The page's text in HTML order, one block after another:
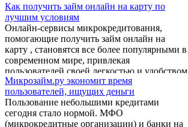
кредит плюс компания, которая с 2015 года
выдает займы гражданам России через
интернет без лишней бюрократии.
Как получить займ онлайн на карту по
лучшим условиям
Онлайн-сервисы микрокредитования,
помогающие получить займ онлайн на
карту , становятся все более популярными в
современном мире, привлекая
пользователей своей легкостью и удобством
использования. Один из таких сервисов –
Mickrozaim.ru, основным преимуществом
которого является оперативность.
Микрозайм.ру экономит время
пользователей, ищущих деньги
Пользование небольшими кредитами
сегодня стало нормой. МФО
(микрокредитные организации) и банки на